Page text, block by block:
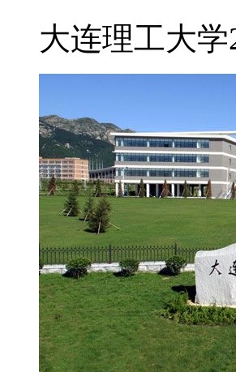
大连理工大